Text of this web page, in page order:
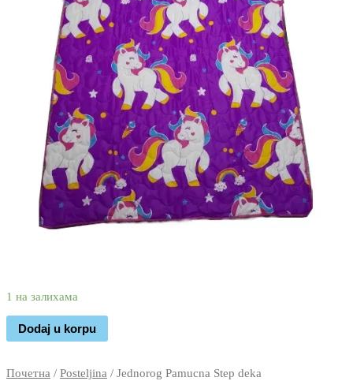
1 на залихама
Dodaj u korpu
Почетна / Posteljina / Jednorog Pamucna Step deka